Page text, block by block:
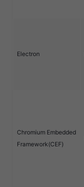
Electron
Chromium Embedded
Framework(CEF)